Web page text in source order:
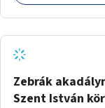
Zebrák
Szent István